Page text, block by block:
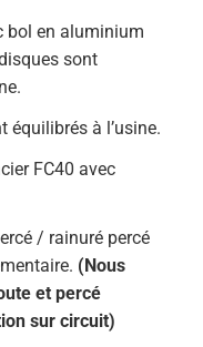
bol en aluminium
sont
équilibrés à l’usine.
FC40 avec
/ rainuré percé
(Nous
et percé
sur circuit)